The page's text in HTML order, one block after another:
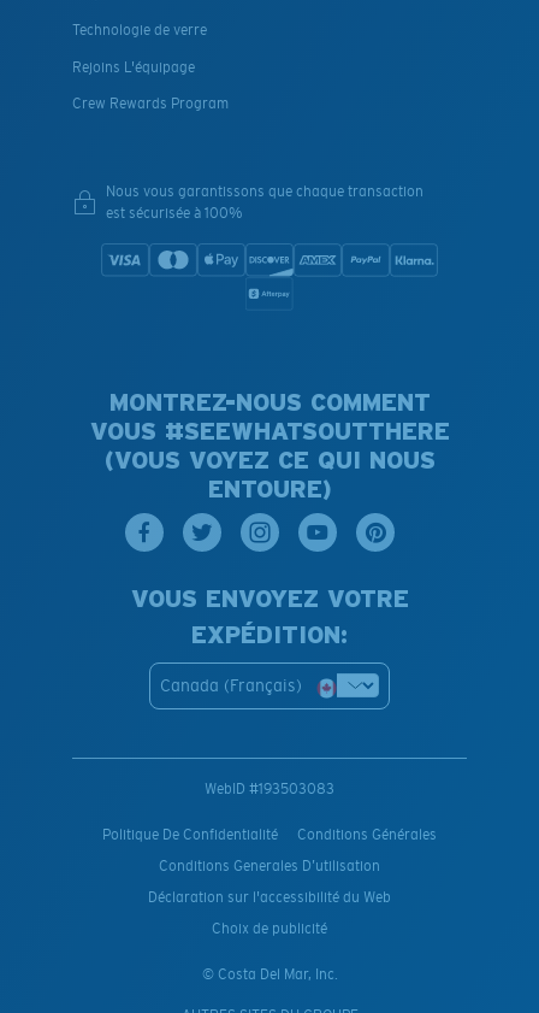
Technologie de verre
Rejoins L'équipage
Crew Rewards Program
Nous vous garantissons que chaque transaction
est sécurisée à 100%
MONTREZ-NOUS COMMENT
VOUS #SEEWHATSOUTTHERE
(VOUS VOYEZ CE QUI NOUS
ENTOURE)
VOUS ENVOYEZ VOTRE
EXPÉDITION:
Canada (Français)
WebID #193503083
Politique De Confidentialité
Conditions Générales
Conditions Generales D’utilisation
Déclaration sur l'accessibilité du Web
Choix de publicité
© Costa Del Mar, Inc.